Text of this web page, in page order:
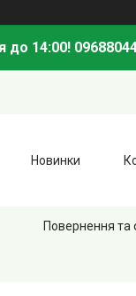
14:00!
Новинки
Повернення та